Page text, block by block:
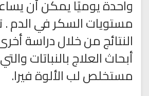
واحدة يوميًا يمكن أن
مستويات السكر في الدم
النتائج من خلال دراسة
أبحاث العلاج بالنباتات
مستخلص لب الألوة فيرا.